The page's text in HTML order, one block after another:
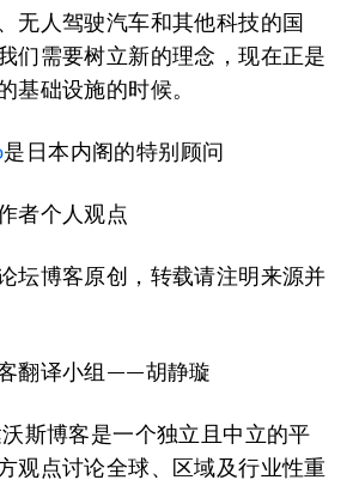
无人驾驶汽车和其他科技的国
们需要树立新的理念，现在正是
基础设施的时候。
是日本内阁的特别顾问
者个人观点
坛博客原创，转载请注明来源并
翻译小组——胡静璇
斯博客是一个独立且中立的平
观点讨论全球、区域及行业性重